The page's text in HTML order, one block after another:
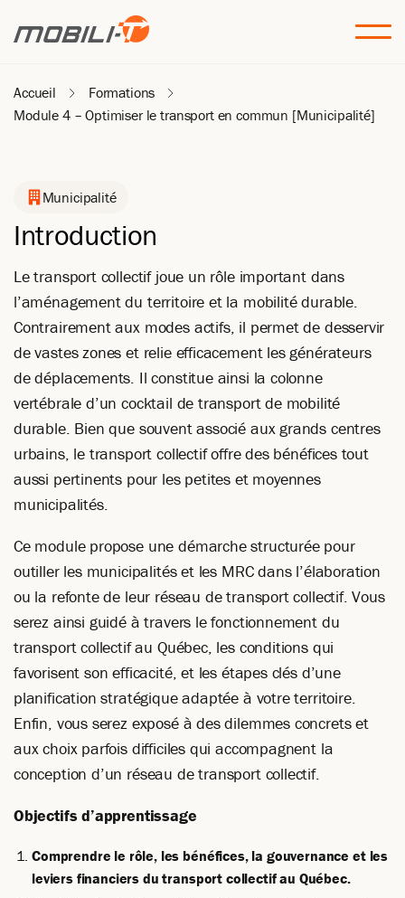
Accueil
Formations
Module 4 – Optimiser le transport en commun [Municipalité]
Municipalité
Introduction
Le transport collectif joue un rôle important dans
l’aménagement du territoire et la mobilité durable.
Contrairement aux modes actifs, il permet de desservir
de vastes zones et relie efficacement les générateurs
de déplacements. Il constitue ainsi la colonne
vertébrale d’un cocktail de transport de mobilité
durable. Bien que souvent associé aux grands centres
urbains, le transport collectif offre des bénéfices tout
aussi pertinents pour les petites et moyennes
municipalités.
Ce module propose une démarche structurée pour
outiller les municipalités et les MRC dans l’élaboration
ou la refonte de leur réseau de transport collectif. Vous
serez ainsi guidé à travers le fonctionnement du
transport collectif au Québec, les conditions qui
favorisent son efficacité, et les étapes clés d’une
planification stratégique adaptée à votre territoire.
Enfin, vous serez exposé à des dilemmes concrets et
aux choix parfois difficiles qui accompagnent la
conception d’un réseau de transport collectif.
Objectifs d’apprentissage
Comprendre le rôle, les bénéfices, la gouvernance et les
leviers financiers du transport collectif au Québec.